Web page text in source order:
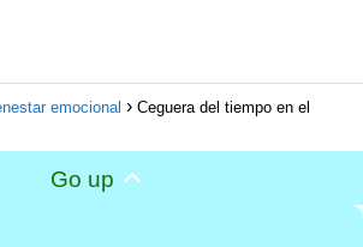
emocional
Ceguera del tiempo en el
Go up